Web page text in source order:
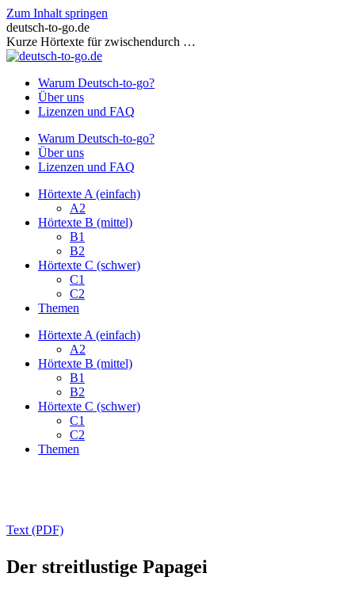
Zum Inhalt springen
deutsch-to-go.de
Kurze Hörtexte für zwischendurch …
Warum Deutsch-to-go?
Über uns
Lizenzen und FAQ
Warum Deutsch-to-go?
Über uns
Lizenzen und FAQ
Hörtexte A (einfach)
A2
Hörtexte B (mittel)
B1
B2
Hörtexte C (schwer)
C1
C2
Themen
Hörtexte A (einfach)
A2
Hörtexte B (mittel)
B1
B2
Hörtexte C (schwer)
C1
C2
Themen
Text (PDF)
Der streitlustige Papagei